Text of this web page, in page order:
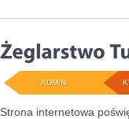
ADMIN
Strona internetowa